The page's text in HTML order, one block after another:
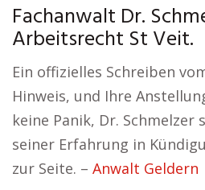
Fachanwalt Dr.
Arbeitsrecht St Veit.
Ein offizielles Schreiben
Hinweis, und Ihre
keine Panik, Dr.
seiner Erfahrung in
zur Seite. – Anwalt Geldern